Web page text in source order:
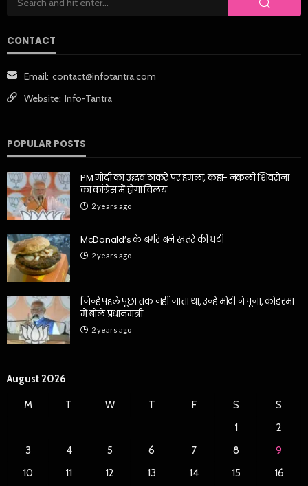
CONTACT
Email: contact@infotantra.com
Website: Info-Tantra
POPULAR POSTS
PM मोदी का उद्धव ठाकरे पर हमला, कहा- नकली शिवसेना
का कांग्रेस में होगा विलय
2 years ago
McDonald’s के बर्गर बने खतरे की घंटी
2 years ago
जिन्हें पहले पूछा तक नहीं जाता था, उन्हें मोदी ने पूजा, कोडरमा
में बोले प्रधानमंत्री
2 years ago
August 2026
M T W T F S
S
1
2
3
4 5 6 7 8
9
10
11 12 13 14 15
16